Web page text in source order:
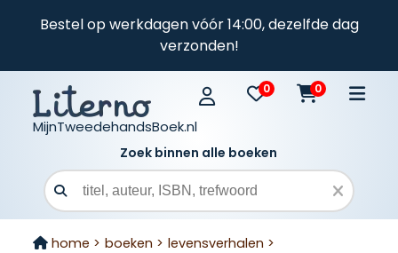
Bestel op werkdagen vóór 14:00, dezelfde dag
verzonden!
MijnTweedehandsBoek.nl
0 0
Zoek binnen alle boeken
Zoekveld
home > boeken > levensverhalen >